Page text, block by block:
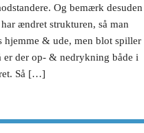
Og bemærk desuden
ændret strukturen, så man
hjemme & ude, men blot spiller
er der op- & nedrykning både i
Så […]